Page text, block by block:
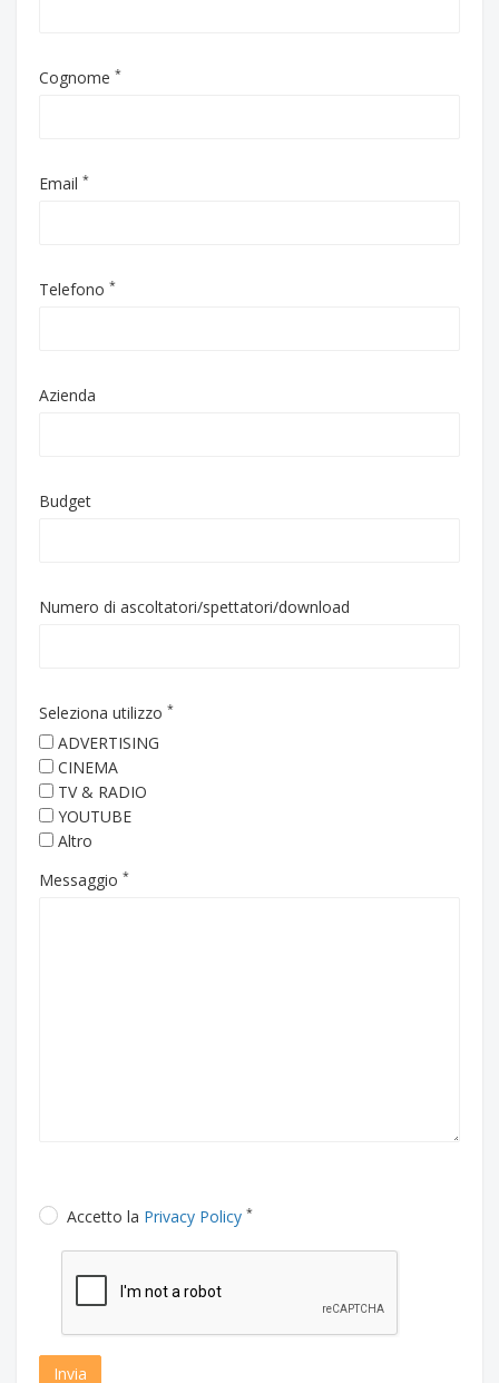
Cognome *
Email *
Telefono *
Azienda
Budget
Numero di ascoltatori/spettatori/download
Seleziona utilizzo *
ADVERTISING
CINEMA
TV & RADIO
YOUTUBE
Altro
Messaggio *
Accetto la Privacy Policy *
Invia